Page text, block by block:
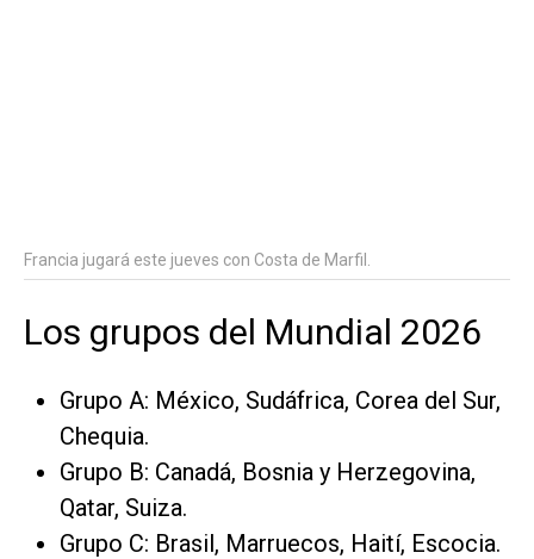
Francia jugará este jueves con Costa de Marfil.
Los grupos del Mundial 2026
Grupo A: México, Sudáfrica, Corea del Sur,
Chequia.
Grupo B: Canadá, Bosnia y Herzegovina,
Qatar, Suiza.
Grupo C: Brasil, Marruecos, Haití, Escocia.